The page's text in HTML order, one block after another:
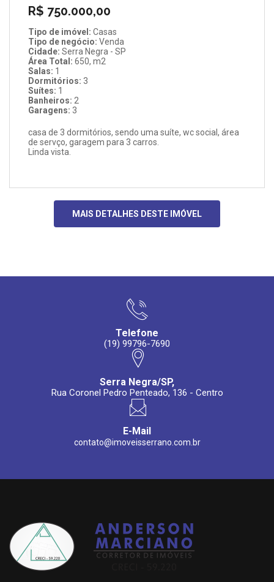
R$ 750.000,00
Tipo de imóvel: Casas
Tipo de negócio: Venda
Cidade: Serra Negra - SP
Área Total: 650, m2
Salas: 1
Dormitórios: 3
Suítes: 1
Banheiros: 2
Garagens: 3
casa de 3 dormitórios, sendo uma suíte, wc social, área
de servço, garagem para 3 carros.
Linda vista.
MAIS DETALHES DESTE IMÓVEL
Telefone
(19) 99796-7690
Serra Negra/SP,
Rua Coronel Pedro Penteado, 136 - Centro
E-Mail
contato@imoveisserrano.com.br